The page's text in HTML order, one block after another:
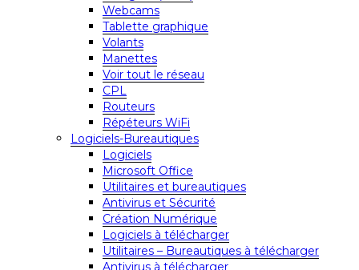
Webcams
Tablette graphique
Volants
Manettes
Voir tout le réseau
CPL
Routeurs
Répéteurs WiFi
Logiciels-Bureautiques
Logiciels
Microsoft Office
Utilitaires et bureautiques
Antivirus et Sécurité
Création Numérique
Logiciels à télécharger
Utilitaires – Bureautiques à télécharger
Antivirus à télécharger